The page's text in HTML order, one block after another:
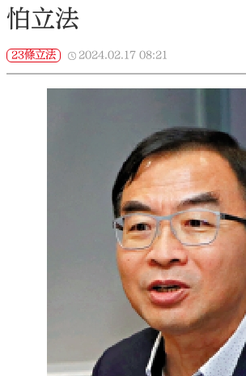
大公文匯
怕立法
23條立法 2024.02.17 08:21